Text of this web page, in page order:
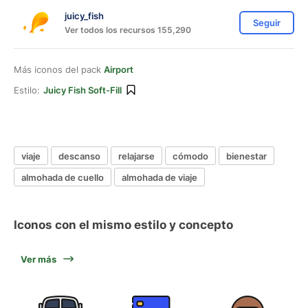
juicy_fish
Ver todos los recursos 155,290
Seguir
Más iconos del pack Airport
Estilo: Juicy Fish Soft-Fill
viaje descanso relajarse cómodo
bienestar
almohada de cuello
almohada de viaje
Iconos con el mismo estilo y concepto
Ver más